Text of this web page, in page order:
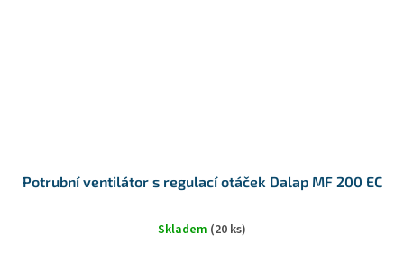
Potrubní ventilátor s regulací otáček Dalap MF 200 EC
Skladem (20 ks)